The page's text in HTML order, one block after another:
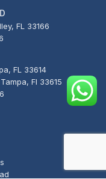
FL 33166
FL 33614
Fl 33615